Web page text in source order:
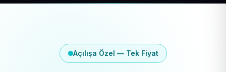
Açılışa Özel — Tek Fiyat